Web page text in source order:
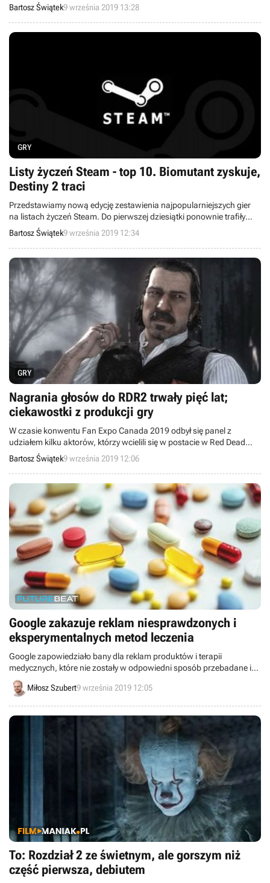
zaplanowano na kolejny weekend. Rozgrywki będzie można
oglądać na żywo w pięciu polskich miastach: Warszawie,
Wrocławiu, Krakowie, Poznaniu oraz Gdańsku.
Bartosz Świątek9 września 2019 13:28
GRY
Listy życzeń Steam - top 10. Biomutant zyskuje,
Destiny 2 traci
Przedstawiamy nową edycję zestawienia najpopularniejszych gier
na listach życzeń Steam. Do pierwszej dziesiątki ponownie trafiły
dwie polskie gry - Cyberpunk 2077 i Dying Light 2. Powody do
zadowolenia ma studio Experiment 101 oraz wydawca THQ Nordic -
ich Biomutant poprawił wynik z zeszłego tygodnia.
Bartosz Świątek9 września 2019 12:34
GRY
Nagrania głosów do RDR2 trwały pięć lat;
ciekawostki z produkcji gry
W czasie konwentu Fan Expo Canada 2019 odbył się panel z
udziałem kilku aktorów, którzy wcielili się w postacie w Red Dead
Redemption 2. Dzięki pytaniom zadanym przez fanów poznaliśmy
sporo smaczków i detali zza kulis produkcji.
Bartosz Świątek9 września 2019 12:06
Google zakazuje reklam niesprawdzonych i
eksperymentalnych metod leczenia
Google zapowiedziało bany dla reklam produktów i terapii
medycznych, które nie zostały w odpowiedni sposób przebadane i
nie udowodniono ich skuteczności. Spotkało się to z aprobatą
lekarzy.Miłosz Szubert9 września 2019 12:05
To: Rozdział 2 ze świetnym, ale gorszym niż
część pierwsza, debiutem